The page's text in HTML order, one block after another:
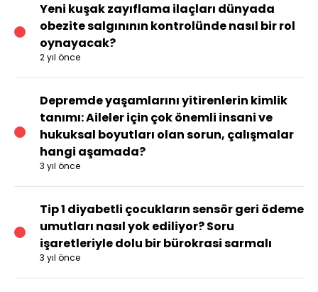
Yeni kuşak zayıflama ilaçları dünyada
obezite salgınının kontrolünde nasıl bir rol
oynayacak?
2 yıl önce
Depremde yaşamlarını yitirenlerin kimlik
tanımı: Aileler için çok önemli insani ve
hukuksal boyutları olan sorun, çalışmalar
hangi aşamada?
3 yıl önce
Tip 1 diyabetli çocukların sensör geri ödeme
umutları nasıl yok ediliyor? Soru
işaretleriyle dolu bir bürokrasi sarmalı
3 yıl önce